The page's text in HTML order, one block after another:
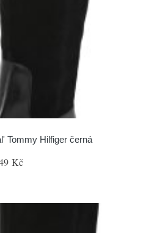
Tommy Hilfiger černá
Kč